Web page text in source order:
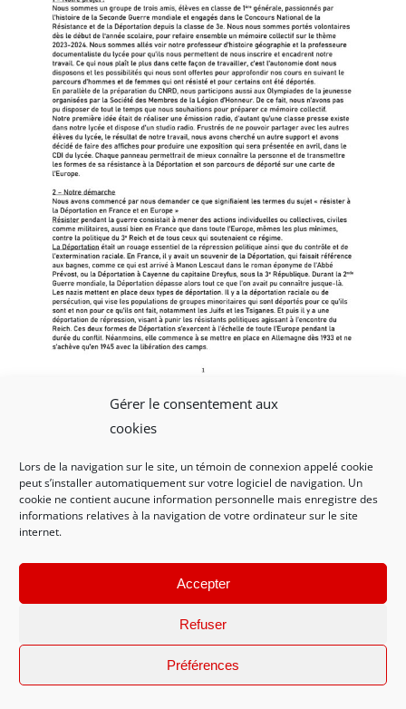
Gérer le consentement aux
cookies
Lors de la navigation sur le site, un témoin de connexion appelé cookie
peut s’installer automatiquement sur votre logiciel de navigation. Un
cookie ne contient aucune information personnelle mais enregistre des
informations relatives à la navigation de votre ordinateur sur le site
internet.
Accepter
Refuser
Préférences
MP098 – CNRD 2024 – Mémoire collectif – Présentation
Les neuf portraits de l’exposition